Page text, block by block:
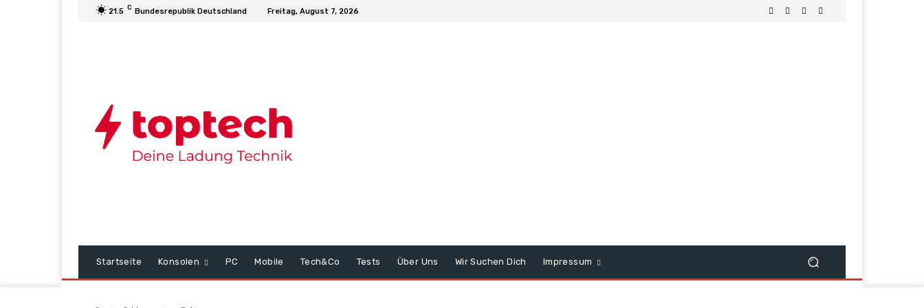
21.5 C Bundesrepublik Deutschland Freitag, August 7, 2026
Startseite Konsolen PC Mobile Tech&Co Tests Über Uns Wir Suchen Dich Impressum